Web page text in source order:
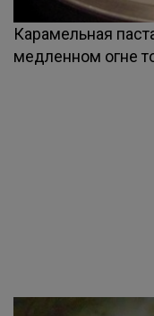
Карамельная
медленном огне